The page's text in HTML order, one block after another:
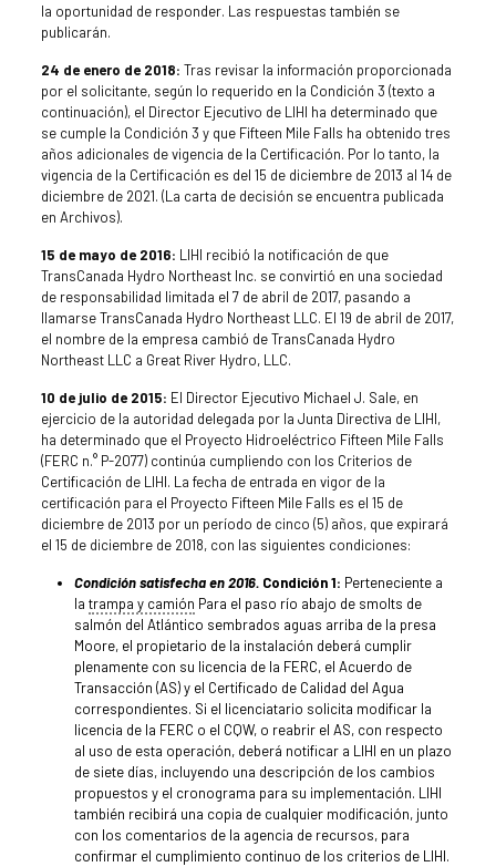
la oportunidad de responder. Las respuestas también se
publicarán.
24 de enero de 2018: Tras revisar la información proporcionada
por el solicitante, según lo requerido en la Condición 3 (texto a
continuación), el Director Ejecutivo de LIHI ha determinado que
se cumple la Condición 3 y que Fifteen Mile Falls ha obtenido tres
años adicionales de vigencia de la Certificación. Por lo tanto, la
vigencia de la Certificación es del 15 de diciembre de 2013 al 14 de
diciembre de 2021. (La carta de decisión se encuentra publicada
en Archivos).
15 de mayo de 2016: LIHI recibió la notificación de que
TransCanada Hydro Northeast Inc. se convirtió en una sociedad
de responsabilidad limitada el 7 de abril de 2017, pasando a
llamarse TransCanada Hydro Northeast LLC. El 19 de abril de 2017,
el nombre de la empresa cambió de TransCanada Hydro
Northeast LLC a Great River Hydro, LLC.
10 de julio de 2015: El Director Ejecutivo Michael J. Sale, en
ejercicio de la autoridad delegada por la Junta Directiva de LIHI,
ha determinado que el Proyecto Hidroeléctrico Fifteen Mile Falls
(FERC n.° P-2077) continúa cumpliendo con los Criterios de
Certificación de LIHI. La fecha de entrada en vigor de la
certificación para el Proyecto Fifteen Mile Falls es el 15 de
diciembre de 2013 por un período de cinco (5) años, que expirará
el 15 de diciembre de 2018, con las siguientes condiciones:
Condición satisfecha en 2016. Condición 1: Perteneciente a
la trampa y camión Para el paso río abajo de smolts de
salmón del Atlántico sembrados aguas arriba de la presa
Moore, el propietario de la instalación deberá cumplir
plenamente con su licencia de la FERC, el Acuerdo de
Transacción (AS) y el Certificado de Calidad del Agua
correspondientes. Si el licenciatario solicita modificar la
licencia de la FERC o el CQW, o reabrir el AS, con respecto
al uso de esta operación, deberá notificar a LIHI en un plazo
de siete días, incluyendo una descripción de los cambios
propuestos y el cronograma para su implementación. LIHI
también recibirá una copia de cualquier modificación, junto
con los comentarios de la agencia de recursos, para
confirmar el cumplimiento continuo de los criterios de LIHI.